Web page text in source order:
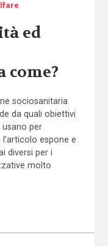
ed
come?
sociosanitaria
da quali obiettivi
usano per
espone e
diversi per i
molto